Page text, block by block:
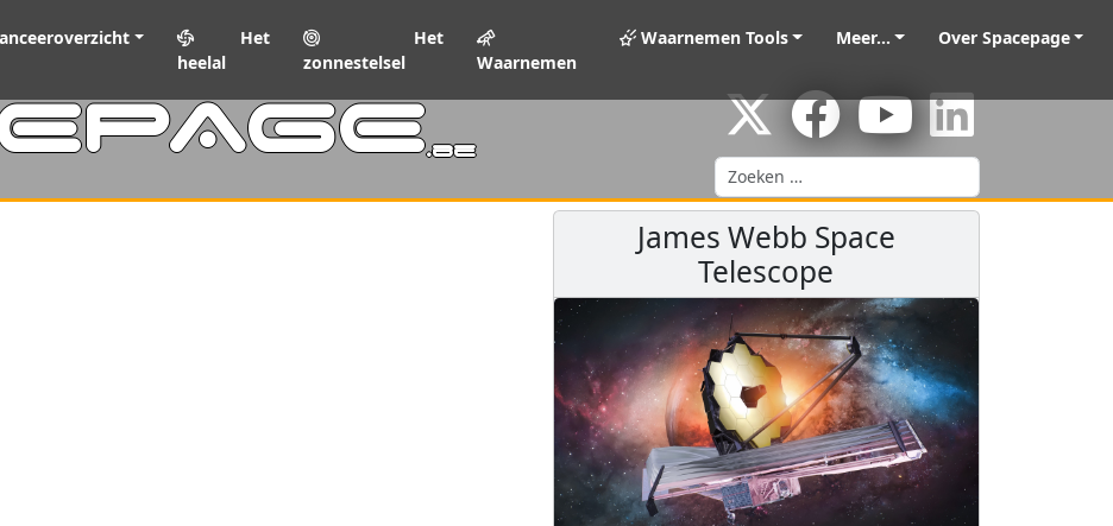
Het
heelal
Het
zonnestelsel
Waarnemen
Waarnemen Tools Meer... Over Spacepage
.be
Zoeken
James Webb Space
Telescope